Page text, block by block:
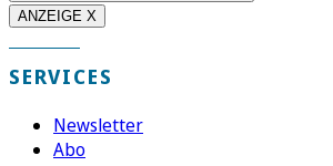
ANZEIGE X
SERVICES
Newsletter
Abo